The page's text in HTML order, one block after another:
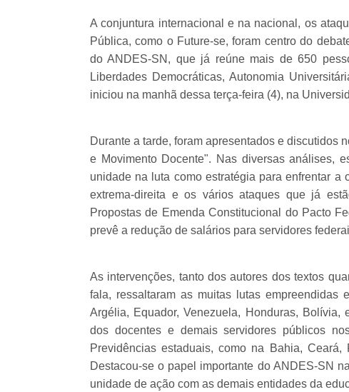
A conjuntura internacional e na nacional, os
Pública, como o Future-se, foram centro do
do ANDES-SN, que já reúne mais de 650
Liberdades Democráticas, Autonomia
iniciou na manhã dessa terça-feira (4), na
Durante a tarde, foram apresentados e discutidos
e Movimento Docente". Nas diversas análises,
unidade na luta como estratégia para enfrentar
extrema-direita e os vários ataques que já
Propostas de Emenda Constitucional do Pacto
prevê a redução de salários para servidores
As intervenções, tanto dos autores dos textos
fala, ressaltaram as muitas lutas empreendidas
Argélia, Equador, Venezuela, Honduras,
dos docentes e demais servidores públicos
Previdências estaduais, como na Bahia,
Destacou-se o papel importante do ANDES-SN
unidade de ação com as demais entidades da